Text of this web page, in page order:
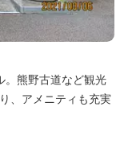
。熊野古道など観光
、アメニティも充実